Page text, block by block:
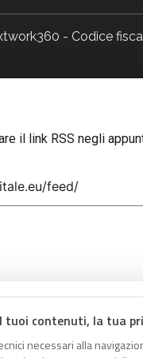
I tuoi contenuti, la tua
necessari alla
- Codice
il link RSS negli
il link RSS negli